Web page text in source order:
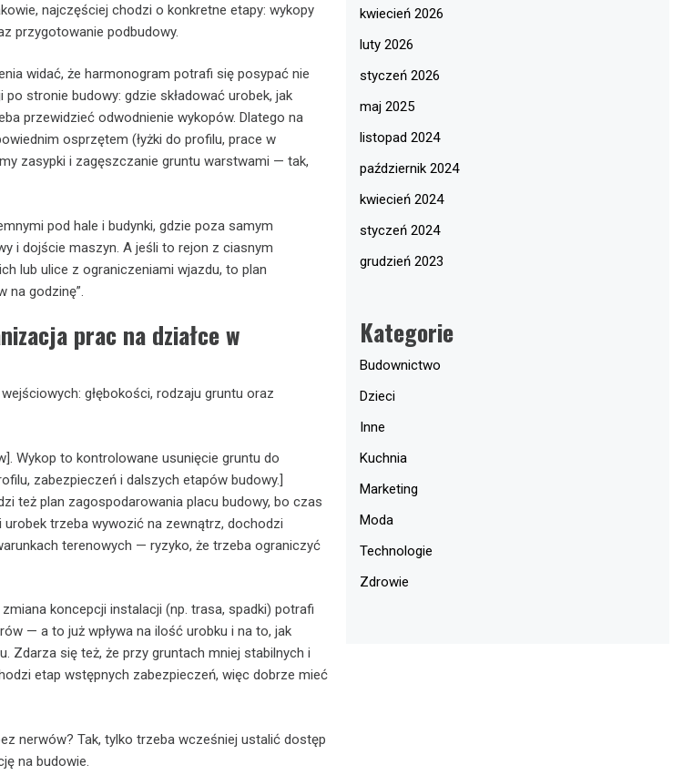
najczęściej chodzi o konkretne etapy: wykopy
przygotowanie podbudowy.
widać, że harmonogram potrafi się posypać nie
stronie budowy: gdzie składować urobek, jak
przewidzieć odwodnienie wykopów. Dlatego na
osprzętem (łyżki do profilu, prace w
zasypki i zagęszczanie gruntu warstwami — tak,
pod hale i budynki, gdzie poza samym
i dojście maszyn. A jeśli to rejon z ciasnym
lub ulice z ograniczeniami wjazdu, to plan
na godzinę”.
prac na działce w
głębokości, rodzaju gruntu oraz
Wykop to kontrolowane usunięcie gruntu do
zabezpieczeń i dalszych etapów budowy.]
też plan zagospodarowania placu budowy, bo czas
trzeba wywozić na zewnątrz, dochodzi
terenowych — ryzyko, że trzeba ograniczyć
koncepcji instalacji (np. trasa, spadki) potrafi
— a to już wpływa na ilość urobku i na to, jak
Zdarza się też, że przy gruntach mniej stabilnych i
etap wstępnych zabezpieczeń, więc dobrze mieć
nerwów? Tak, tylko trzeba wcześniej ustalić dostęp
na budowie.
kwiecień 2026
luty 2026
styczeń 2026
maj 2025
listopad 2024
październik 2024
kwiecień 2024
styczeń 2024
grudzień 2023
Kategorie
Budownictwo
Dzieci
Inne
Kuchnia
Marketing
Moda
Technologie
Zdrowie